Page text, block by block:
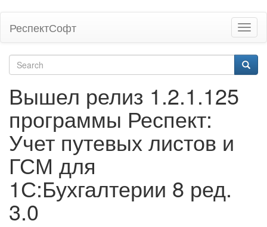
content
РеспектСофт
Search
form
Вышел релиз 1.2.1.125
программы Респект:
Учет путевых листов и
ГСМ для
1С:Бухгалтерии 8 ред.
3.0